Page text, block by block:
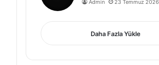
Admin 23 Temmuz 2026
Daha Fazla Yükle